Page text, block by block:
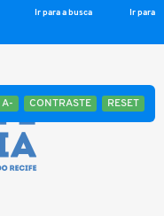
Ir para a busca
Ir para
A- CONTRASTE RESET